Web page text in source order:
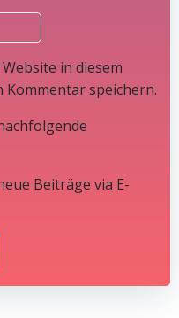
in diesem
speichern.
Beiträge via E-